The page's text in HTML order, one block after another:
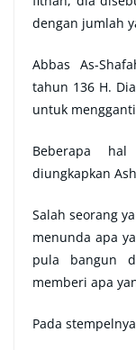
dengan jumlah
Abbas As-
tahun 136 H.
untuk
Beberapa
diungkapkan
Salah seorang
menunda apa
pula bangun
memberi apa
Pada